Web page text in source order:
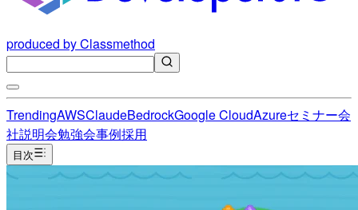
produced by Classmethod
TrendingAWSClaudeBedrockGoogle CloudAzureセミナー会
社説明会勉強会事例採用
目次